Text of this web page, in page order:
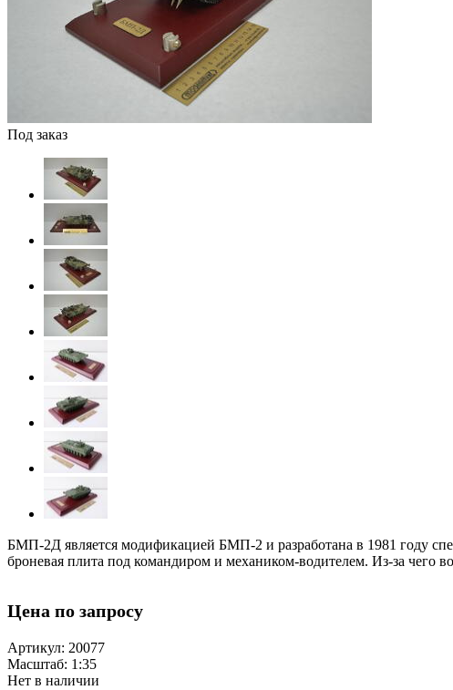
Под заказ
БМП-2Д является модификацией БМП-2 и разработана в 1981 году
броневая плита под командиром и механиком-водителем. Из-за чего
Цена по запросу
Артикул: 20077
Масштаб: 1:35
Нет в наличии